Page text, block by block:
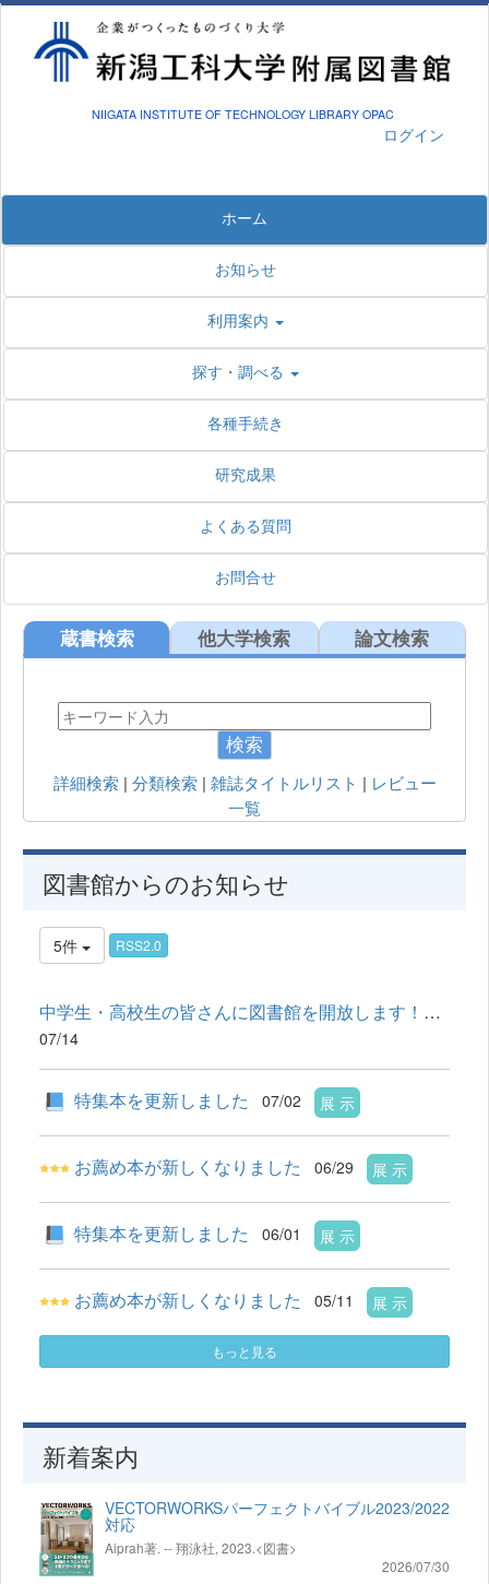
NIIGATA INSTITUTE OF TECHNOLOGY LIBRARY OPAC
ログイン
ホーム
お知らせ
利用案内
探す・調べる
各種手続き
研究成果
よくある質問
お問合せ
蔵書検索 他大学検索 論文検索
検索
詳細検索| 分類検索| 雑誌タイトルリスト
レビュー
一覧
図書館からのお知らせ
5件 RSS2.0
中学生・高校生の皆さんに図書館を開放します！【8-9月】
07/14
特集本を更新しました 07/02 展 示
お薦め本が新しくなりました 06/29 展 示
特集本を更新しました 06/01 展 示
お薦め本が新しくなりました 05/11 展 示
もっと見る
新着案内
VECTORWORKSパーフェクトバイブル2023/2022
対応
Aiprah著. -- 翔泳社, 2023.<図書>
2026/07/30